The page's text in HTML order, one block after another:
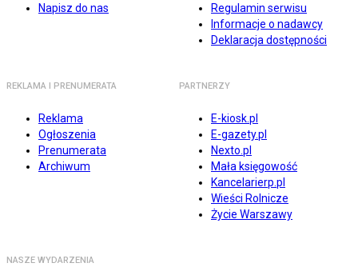
Napisz do nas
Regulamin serwisu
Informacje o nadawcy
Deklaracja dostępności
REKLAMA I PRENUMERATA
Reklama
Ogłoszenia
Prenumerata
Archiwum
PARTNERZY
E-kiosk.pl
E-gazety.pl
Nexto.pl
Mała księgowość
Kancelarierp.pl
Wieści Rolnicze
Życie Warszawy
NASZE WYDARZENIA